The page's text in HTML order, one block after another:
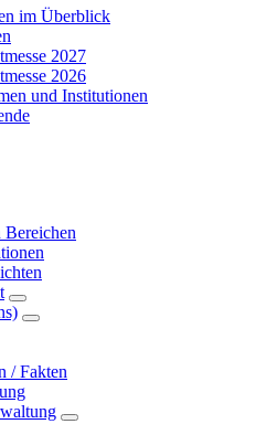
im Überblick
2027
2026
und Institutionen
Bereichen
/ Fakten